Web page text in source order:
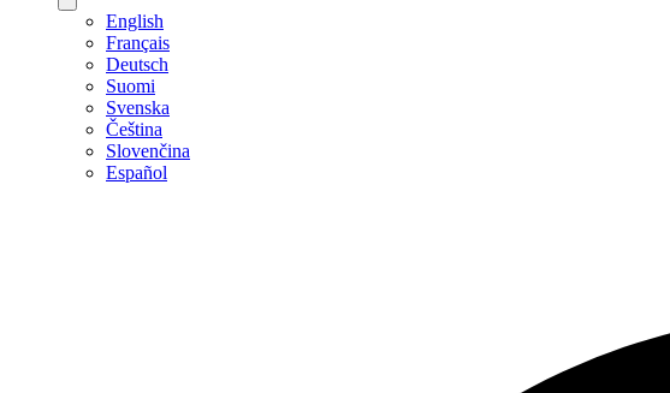
English
Français
Deutsch
Suomi
Svenska
Čeština
Slovenčina
Español